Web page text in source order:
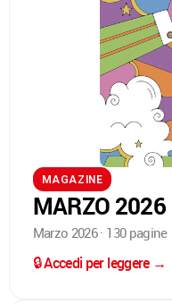
MAGAZINE
MARZO 2026
Marzo 2026 · 130 pagine
🔒 Accedi per leggere →